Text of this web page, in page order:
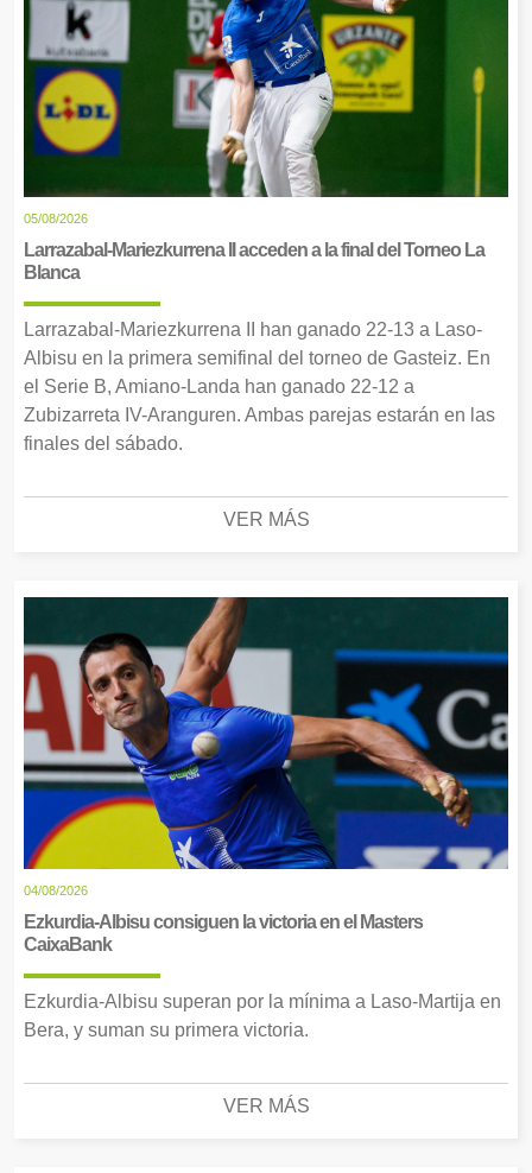
05/08/2026
Larrazabal-Mariezkurrena II acceden a la final del Torneo La
Blanca
Larrazabal-Mariezkurrena II han ganado 22-13 a Laso-
Albisu en la primera semifinal del torneo de Gasteiz. En
el Serie B, Amiano-Landa han ganado 22-12 a
Zubizarreta IV-Aranguren. Ambas parejas estarán en las
finales del sábado.
VER MÁS
04/08/2026
Ezkurdia-Albisu consiguen la victoria en el Masters
CaixaBank
Ezkurdia-Albisu superan por la mínima a Laso-Martija en
Bera, y suman su primera victoria.
VER MÁS